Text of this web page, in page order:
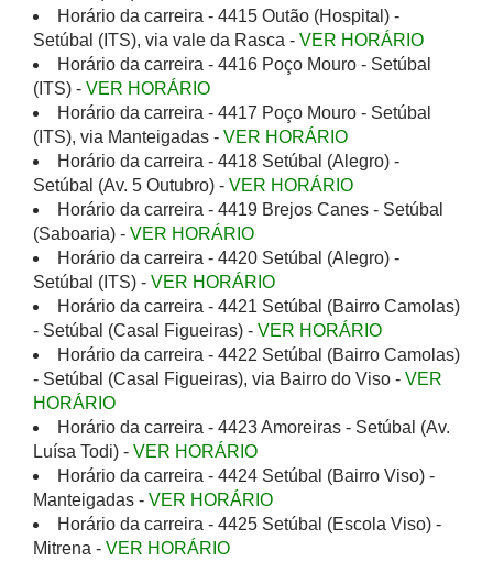
Horário da carreira - 4415 Outão (Hospital) -
Setúbal (ITS), via vale da Rasca - VER HORÁRIO
Horário da carreira - 4416 Poço Mouro - Setúbal
(ITS) - VER HORÁRIO
Horário da carreira - 4417 Poço Mouro - Setúbal
(ITS), via Manteigadas - VER HORÁRIO
Horário da carreira - 4418 Setúbal (Alegro) -
Setúbal (Av. 5 Outubro) - VER HORÁRIO
Horário da carreira - 4419 Brejos Canes - Setúbal
(Saboaria) - VER HORÁRIO
Horário da carreira - 4420 Setúbal (Alegro) -
Setúbal (ITS) - VER HORÁRIO
Horário da carreira - 4421 Setúbal (Bairro Camolas)
- Setúbal (Casal Figueiras) - VER HORÁRIO
Horário da carreira - 4422 Setúbal (Bairro Camolas)
- Setúbal (Casal Figueiras), via Bairro do Viso - VER
HORÁRIO
Horário da carreira - 4423 Amoreiras - Setúbal (Av.
Luísa Todi) - VER HORÁRIO
Horário da carreira - 4424 Setúbal (Bairro Viso) -
Manteigadas - VER HORÁRIO
Horário da carreira - 4425 Setúbal (Escola Viso) -
Mitrena - VER HORÁRIO